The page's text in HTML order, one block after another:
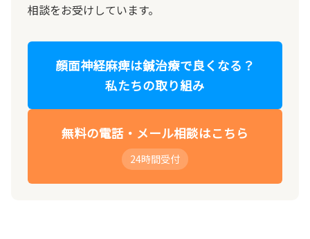
相談をお受けしています。
顔面神経麻痺は鍼治療で良くなる？
私たちの取り組み
無料の電話・メール相談はこちら
24時間受付